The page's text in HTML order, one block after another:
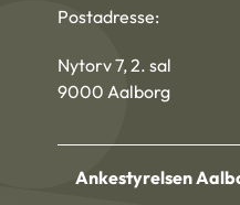
Postadresse:
Nytorv 7, 2. sal
9000 Aalborg
Ankestyrelsen